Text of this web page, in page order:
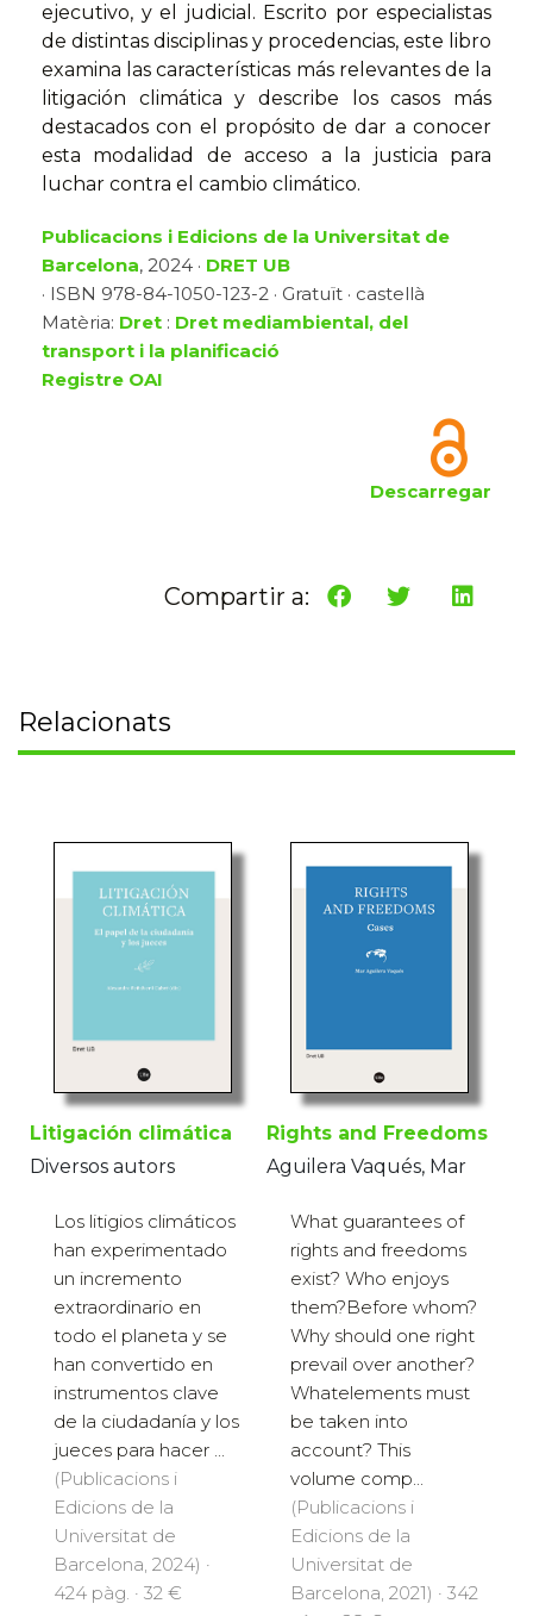
ejecutivo, y el judicial. Escrito por especialistas
de distintas disciplinas y procedencias, este libro
examina las características más relevantes de la
litigación climática y describe los casos más
destacados con el propósito de dar a conocer
esta modalidad de acceso a la justicia para
luchar contra el cambio climático.
Publicacions i Edicions de la Universitat de
Barcelona, 2024 · DRET UB
· ISBN 978-84-1050-123-2 · Gratuït · castellà
Matèria: Dret : Dret mediambiental, del
transport i la planificació
Registre OAI
Descarregar
Compartir a:
Relacionats
Litigación climática
Diversos autors
Los litigios climáticos
han experimentado
un incremento
extraordinario en
todo el planeta y se
han convertido en
instrumentos clave
de la ciudadanía y los
jueces para hacer ...
(Publicacions i
Edicions de la
Universitat de
Barcelona, 2024) ·
424 pàg. · 32 €
Rights and Freedoms
Aguilera Vaqués, Mar
What guarantees of
rights and freedoms
exist? Who enjoys
them?Before whom?
Why should one right
prevail over another?
Whatelements must
be taken into
account? This
volume comp...
(Publicacions i
Edicions de la
Universitat de
Barcelona, 2021) · 342